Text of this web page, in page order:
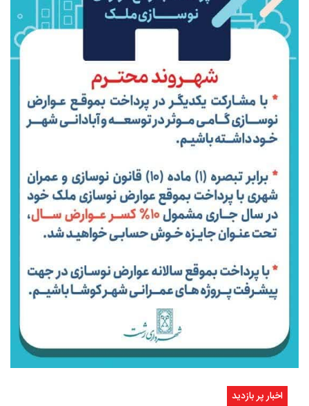
اخبار پر بازدید